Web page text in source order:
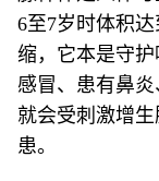
6至7岁时体积
缩，它本是守
感冒、患有鼻
就会受刺激增
患。